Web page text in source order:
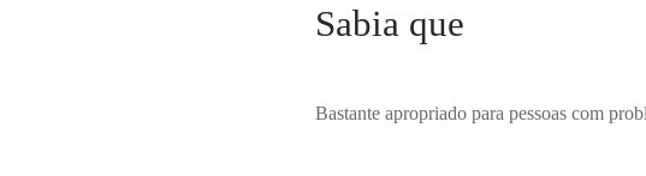
Sabia que
Bastante apropriado para pessoas com